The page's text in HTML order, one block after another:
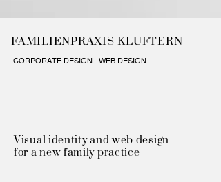
FAMILIENPRAXIS KLUFTERN
CORPORATE DESIGN . WEB DESIGN
Visual identity and web design
for a new family practice